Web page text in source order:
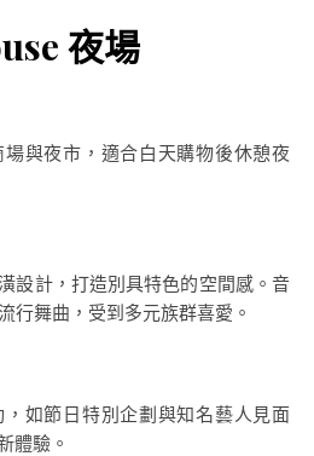
夜場
與夜市，適合白天購物後休憩夜
設計，打造別具特色的空間感。音
行舞曲，受到多元族群喜愛。
如節日特別企劃與知名藝人見面
體驗。